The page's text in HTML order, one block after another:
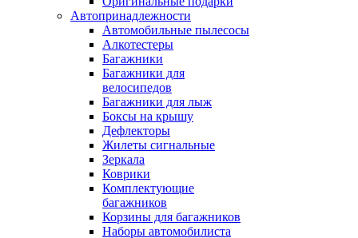
Автопринадлежности
Автомобильные пылесосы
Алкотестеры
Багажники
Багажники для
велосипедов
Багажники для лыж
Боксы на крышу
Дефлекторы
Жилеты сигнальные
Зеркала
Коврики
Комплектующие
багажников
Корзины для багажников
Наборы автомобилиста